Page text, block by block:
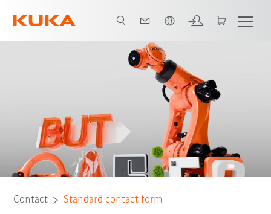
Contact Standard contact form